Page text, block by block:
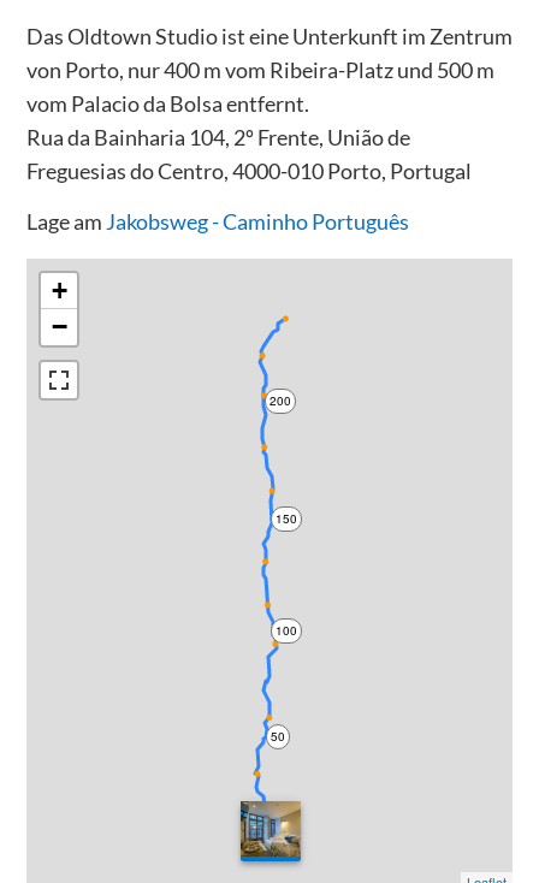
Das Oldtown Studio ist eine Unterkunft im Zentrum
von Porto, nur 400 m vom Ribeira-Platz und 500 m
vom Palacio da Bolsa entfernt.
Rua da Bainharia 104, 2º Frente, União de
Freguesias do Centro, 4000-010 Porto, Portugal
Lage am Jakobsweg - Caminho Português
0
50
100
150
200
+
−